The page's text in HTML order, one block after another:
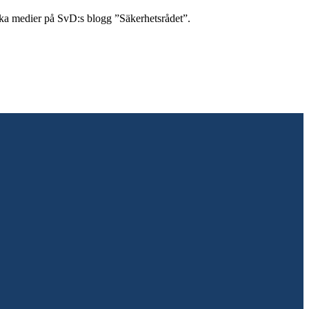
medier på SvD:s blogg ”Säkerhetsrådet”.